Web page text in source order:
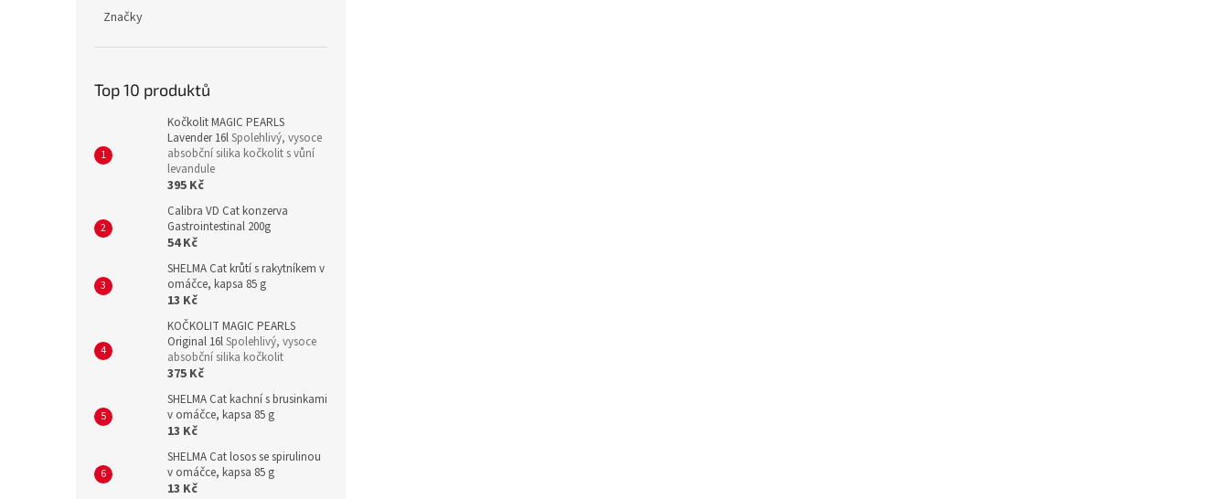
Značky
Top 10 produktů
Kočkolit MAGIC PEARLS
Lavender 16lSpolehlivý, vysoce
absobční silika kočkolit s vůní
levandule
395 Kč
Calibra VD Cat konzerva
Gastrointestinal 200g
54 Kč
SHELMA Cat krůtí s rakytníkem v
omáčce, kapsa 85 g
13 Kč
KOČKOLIT MAGIC PEARLS
Original 16lSpolehlivý, vysoce
absobční silika kočkolit
375 Kč
SHELMA Cat kachní s brusinkami
v omáčce, kapsa 85 g
13 Kč
SHELMA Cat losos se spirulinou
v omáčce, kapsa 85 g
13 Kč